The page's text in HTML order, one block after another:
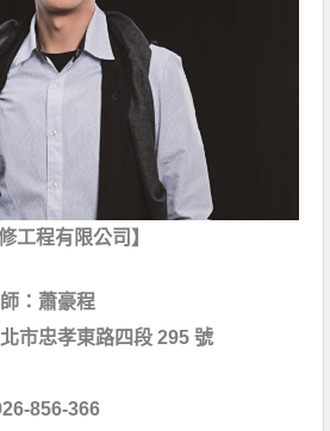
工程有限公司】
：蕭豪程
市忠孝東路四段 295 號
856-366